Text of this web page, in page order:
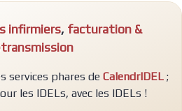
infirmiers, facturation &
services phares de CalendrIDEL ;
les IDELs, avec les IDELs !